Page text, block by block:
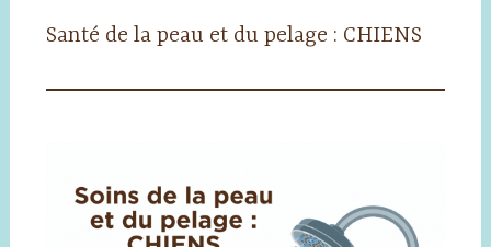
Santé de la peau et du pelage : CHIENS